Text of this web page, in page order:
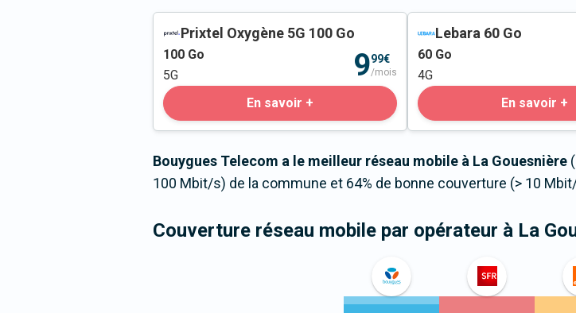
Prixtel Oxygène 5G 100 Go
100 Go
5G
999€
/mois
En savoir +
Lebara 60 Go
60 Go
4G
En savoir +
Bouygues Telecom a le meilleur réseau mobile à La Gouesnière
100 Mbit/s) de la commune et 64% de bonne couverture (> 10
Couverture réseau mobile par opérateur à La